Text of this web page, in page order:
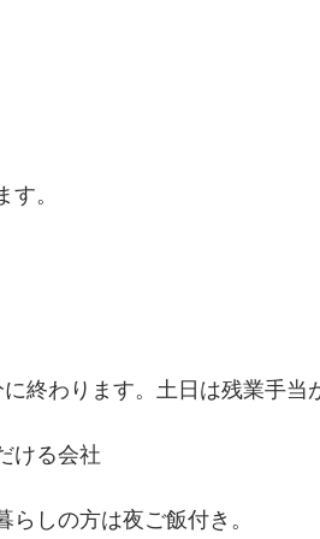
。
終わります。土日は残業手当
ける会社
しの方は夜ご飯付き。